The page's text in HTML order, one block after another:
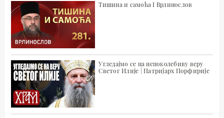
Тишина и самоћа I Врлинослов
Угледајмо се на непоколебиву веру
Светог Илије | Патријарх Порфирије